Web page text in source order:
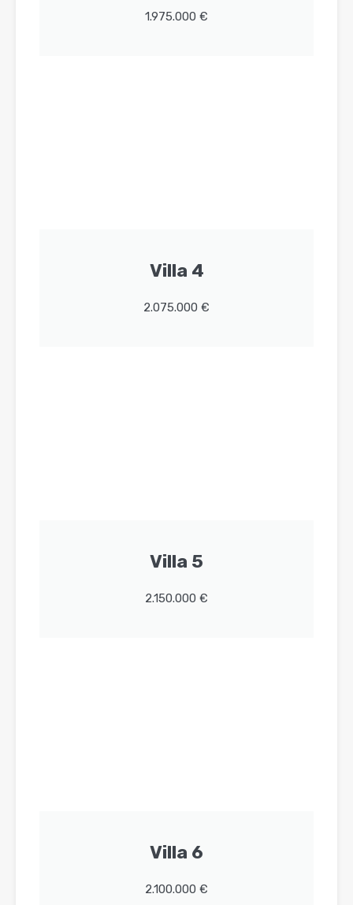
1.975.000 €
Villa 4
2.075.000 €
Villa 5
2.150.000 €
Villa 6
2.100.000 €